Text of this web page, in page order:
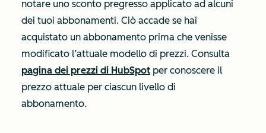
notare uno sconto pregresso applicato ad alcuni
dei tuoi abbonamenti. Ciò accade se hai
acquistato un abbonamento prima che venisse
modificato l’attuale modello di prezzi. Consulta
pagina dei prezzi di HubSpot per conoscere il
prezzo attuale per ciascun livello di
abbonamento.